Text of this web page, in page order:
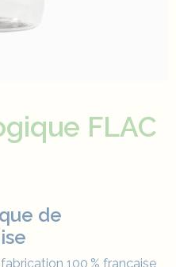
FLAC
de
100 % française